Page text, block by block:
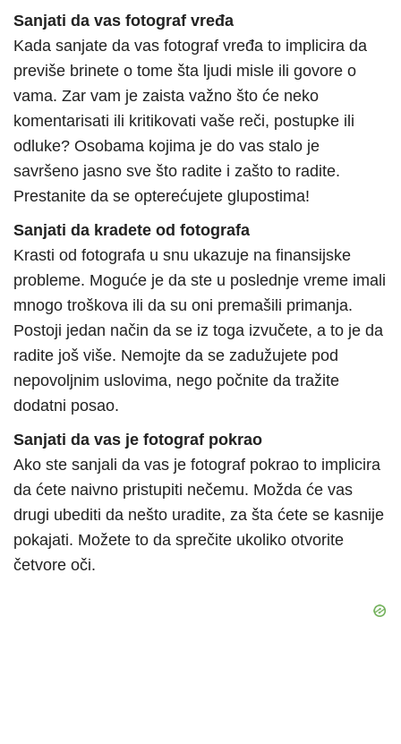
Sanjati da vas fotograf vređa
Kada sanjate da vas fotograf vređa to implicira da
previše brinete o tome šta ljudi misle ili govore o
vama. Zar vam je zaista važno što će neko
komentarisati ili kritikovati vaše reči, postupke ili
odluke? Osobama kojima je do vas stalo je
savršeno jasno sve što radite i zašto to radite.
Prestanite da se opterećujete glupostima!
Sanjati da kradete od fotografa
Krasti od fotografa u snu ukazuje na finansijske
probleme. Moguće je da ste u poslednje vreme imali
mnogo troškova ili da su oni premašili primanja.
Postoji jedan način da se iz toga izvučete, a to je da
radite još više. Nemojte da se zadužujete pod
nepovoljnim uslovima, nego počnite da tražite
dodatni posao.
Sanjati da vas je fotograf pokrao
Ako ste sanjali da vas je fotograf pokrao to implicira
da ćete naivno pristupiti nečemu. Možda će vas
drugi ubediti da nešto uradite, za šta ćete se kasnije
pokajati. Možete to da sprečite ukoliko otvorite
četvore oči.